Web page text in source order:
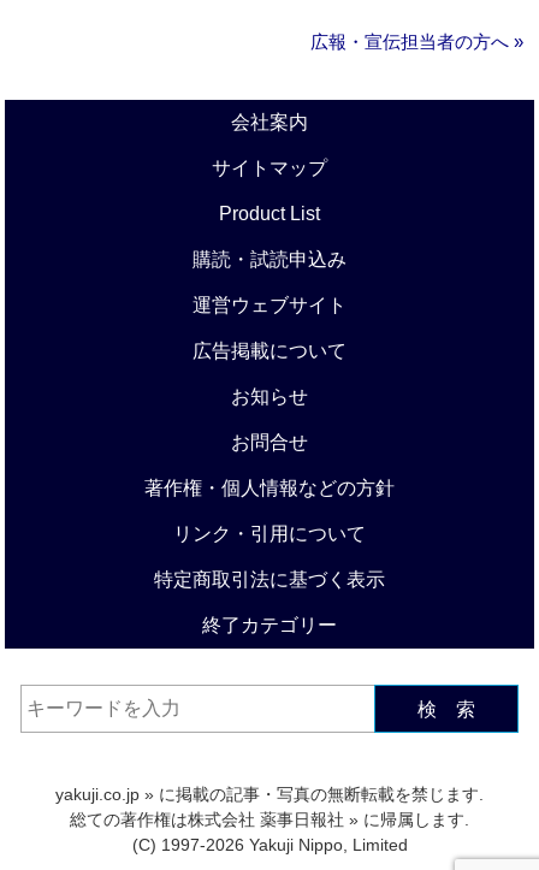
広報・宣伝担当者の方へ »
会社案内
サイトマップ
Product List
購読・試読申込み
運営ウェブサイト
広告掲載について
お知らせ
お問合せ
著作権・個人情報などの方針
リンク・引用について
特定商取引法に基づく表示
終了カテゴリー
検 索
yakuji.co.jp » に掲載の記事・写真の無断転載を禁じます.
総ての著作権は株式会社 薬事日報社 » に帰属します.
(C) 1997-2026 Yakuji Nippo, Limited